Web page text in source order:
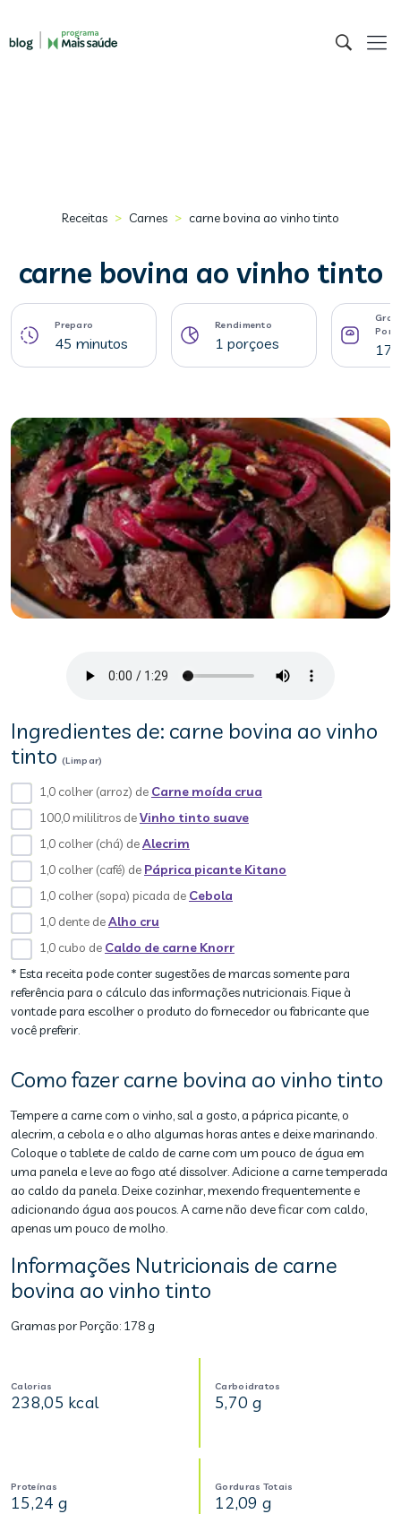
Receitas > Carnes > carne bovina ao vinho tinto
carne bovina ao vinho tinto
Preparo
45 minutos
Rendimento
1 porçoes
Ingredientes de: carne bovina ao vinho
tinto (Limpar)
1,0 colher (arroz) de Carne moída crua
100,0 mililitros deVinho tinto suave
1,0 colher (chá) deAlecrim
1,0 colher (café) de Páprica picante Kitano
1,0 colher (sopa) picada de Cebola
1,0 dente deAlho cru
1,0 cubo de Caldo de carne Knorr
* Esta receita pode conter sugestões de marcas somente para
referência para o cálculo das informações nutricionais. Fique à
vontade para escolher o produto do fornecedor ou fabricante que
você preferir.
Como fazer carne bovina ao vinho tinto
Tempere a carne com o vinho, sal a gosto, a páprica picante, o
alecrim, a cebola e o alho algumas horas antes e deixe marinando.
Coloque o tablete de caldo de carne com um pouco de água em
uma panela e leve ao fogo até dissolver. Adicione a carne temperada
ao caldo da panela. Deixe cozinhar, mexendo frequentemente e
adicionando água aos poucos. A carne não deve ficar com caldo,
apenas um pouco de molho.
Informações Nutricionais de carne
bovina ao vinho tinto
Gramas por Porção: 178 g
Calorias
238,05 kcal
Carboidratos
5,70 g
Proteínas
15,24 g
Gorduras Totais
12,09 g